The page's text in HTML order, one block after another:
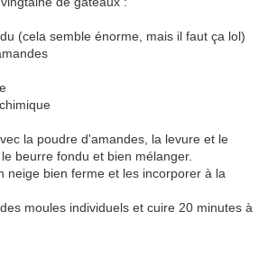
(cela semble énorme, mais il faut ça lol)
la poudre d'amandes, la levure et le
beurre fondu et bien mélanger.
neige bien ferme et les incorporer à la
moules individuels et cuire 20 minutes à